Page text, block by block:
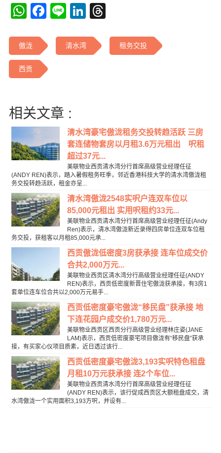
WhatsApp
Facebook
LineLinkedIn
傲泷 清水湾 租务交投
西贡
相关文章 :
清水湾豪宅傲泷租务交投转趋活跃 三房
套连储物套房以月租3.6万元租出 呎租
超过37元...
美联物业西贡清水湾分行首席高级营业经理任征
(ANDY REN)表示，踏入暑假租务旺季，邻近香港科技大学的清水湾傲泷租
务交投转趋活跃，租金亦呈...
清水湾傲泷2548实呎户连双车位以
85,000元租出 实用呎租约33元...
美联物业西贡清水湾分行首席高级营业经理任征(Andy
Ren)表示，清水湾傲泷新近录得四房单位连双车位租
务交投，获租客以月租85,000元承...
西贡傲泷低密度3房获承接 连车位成交价
合共2,000万元...
美联物业西贡区清水湾分行高级营业经理任征(ANDY
REN)表示，西贡低密度新晋住宅傲泷获承接，有3房1
套单位连车位合共以2,000万元易手...
西贡低密度豪宅傲泷“移民盘”获承接 地
下连花园户成交价1,780万元...
美联物业西贡区西贡分行高级营业经理林庄姿(JANE
LAM)表示，西贡低密度豪宅项目傲泷有“移民盘”获承
接，有买家心仪项目质素，近日透过该行...
西贡低密度豪宅傲泷3,193实呎特色租盘
月租10万元获承接 连2个车位...
美联物业西贡清水湾分行首席高级营业经理任征
(ANDY REN)表示，该行促成西贡区大额租盘成交，清
水湾傲泷一个实用面积3,193方呎，并设有...